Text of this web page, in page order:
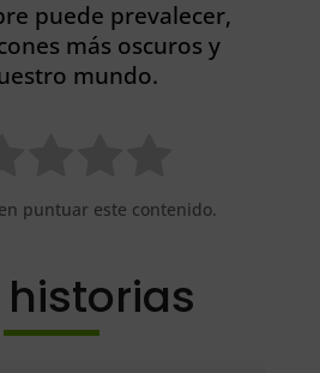
puede prevalecer,
más oscuros y
mundo.
puntuar este contenido.
historias